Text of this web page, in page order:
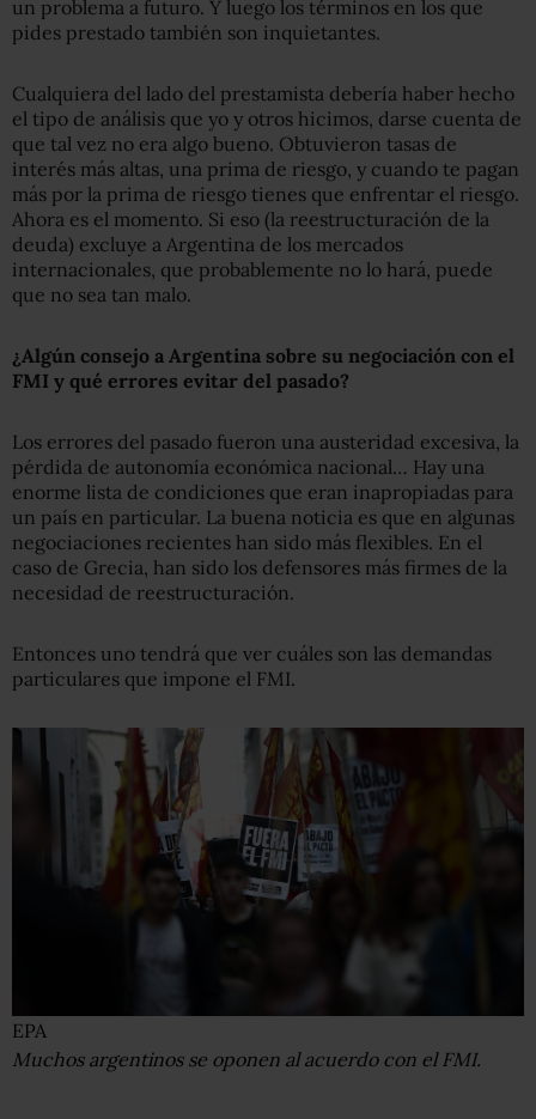
un problema a futuro. Y luego los términos en los que
pides prestado también son inquietantes.
Cualquiera del lado del prestamista debería haber hecho
el tipo de análisis que yo y otros hicimos, darse cuenta de
que tal vez no era algo bueno. Obtuvieron tasas de
interés más altas, una prima de riesgo, y cuando te pagan
más por la prima de riesgo tienes que enfrentar el riesgo.
Ahora es el momento. Si eso (la reestructuración de la
deuda) excluye a Argentina de los mercados
internacionales, que probablemente no lo hará, puede
que no sea tan malo.
¿Algún consejo a Argentina sobre su negociación con el
FMI y qué errores evitar del pasado?
Los errores del pasado fueron una austeridad excesiva, la
pérdida de autonomía económica nacional… Hay una
enorme lista de condiciones que eran inapropiadas para
un país en particular. La buena noticia es que en algunas
negociaciones recientes han sido más flexibles. En el
caso de Grecia, han sido los defensores más firmes de la
necesidad de reestructuración.
Entonces uno tendrá que ver cuáles son las demandas
particulares que impone el FMI.
EPA
Muchos argentinos se oponen al acuerdo con el FMI.